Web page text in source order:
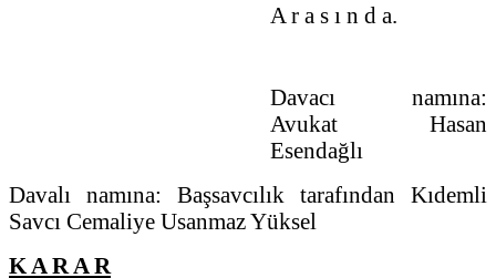
A r a s ı n d a.
Davacı namına:
Avukat Hasan
Esendağlı
Davalı namına: Başsavcılık tarafından Kıdemli
Savcı Cemaliye Usanmaz Yüksel
K A R A R